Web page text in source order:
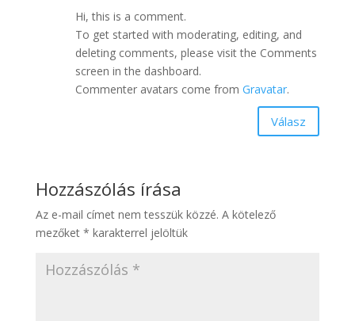
Hi, this is a comment.
To get started with moderating, editing, and
deleting comments, please visit the Comments
screen in the dashboard.
Commenter avatars come from Gravatar.
Válasz
Hozzászólás írása
Az e-mail címet nem tesszük közzé. A kötelező
mezőket * karakterrel jelöltük